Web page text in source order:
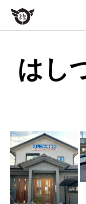
会長挨拶
柔道整復師とは
スポーツ支援・救護
活動実績
はし